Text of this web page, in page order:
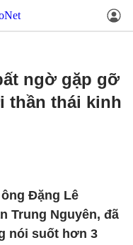
ngờ gặp gỡ
thần thái kinh
Đặng Lê
Trung Nguyên, đã
nói suốt hơn 3